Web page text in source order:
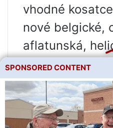
vhodné
nové belgické,
aflatunská,
levandule,
japonská,
V bílém
hodnou
SPONSORED CONTENT